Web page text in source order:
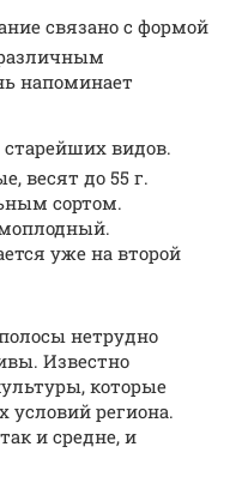
связано с формой
напоминает
видов.
весят до 55 г.
сортом.
уже на второй
нетрудно
Известно
которые
условий региона.
и средне, и